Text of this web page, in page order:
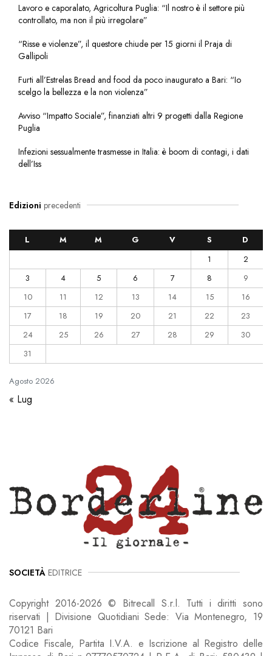
Lavoro e caporalato, Agricoltura Puglia: “Il nostro è il settore più
controllato, ma non il più irregolare”
“Risse e violenze”, il questore chiude per 15 giorni il Praja di
Gallipoli
Furti all’Estrelas Bread and food da poco inaugurato a Bari: “Io
scelgo la bellezza e la non violenza”
Avviso “Impatto Sociale”, finanziati altri 9 progetti dalla Regione
Puglia
Infezioni sessualmente trasmesse in Italia: è boom di contagi, i dati
dell’Iss
Edizioni precedenti
Agosto 2026
L M M G V S
D
1
2
3
4 5 6 7 8
9
10
11 12 13 14 15
16
17
18 19 20 21 22
23
24
25 26 27 28 29
30
31
« Lug
SOCIETÀ EDITRICE
Copyright 2016-2026 © Bitrecall S.r.l. Tutti i diritti sono
riservati | Divisione Quotidiani Sede: Via Montenegro, 19
70121 Bari
Codice Fiscale, Partita I.V.A. e Iscrizione al Registro delle